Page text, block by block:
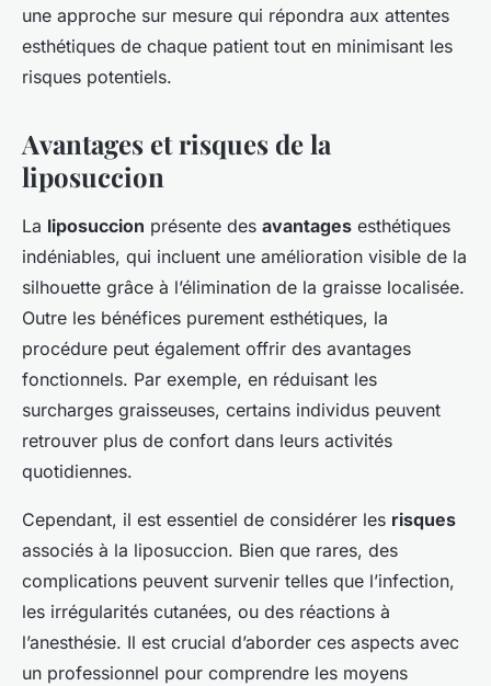
une approche sur mesure qui répondra aux attentes
esthétiques de chaque patient tout en minimisant les
risques potentiels.
Avantages et risques de la
liposuccion
La liposuccion présente des avantages esthétiques
indéniables, qui incluent une amélioration visible de la
silhouette grâce à l’élimination de la graisse localisée.
Outre les bénéfices purement esthétiques, la
procédure peut également offrir des avantages
fonctionnels. Par exemple, en réduisant les
surcharges graisseuses, certains individus peuvent
retrouver plus de confort dans leurs activités
quotidiennes.
Cependant, il est essentiel de considérer les risques
associés à la liposuccion. Bien que rares, des
complications peuvent survenir telles que l’infection,
les irrégularités cutanées, ou des réactions à
l’anesthésie. Il est crucial d’aborder ces aspects avec
un professionnel pour comprendre les moyens